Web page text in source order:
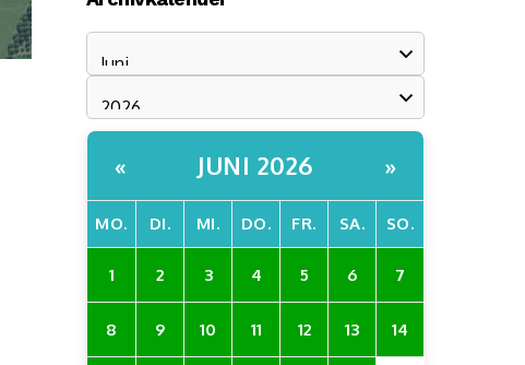
« JUNI 2026 »
MO. DI. MI. DO. FR. SA. SO.
1 2 3 4 5 6 7
8 9 10 11 12 13 14